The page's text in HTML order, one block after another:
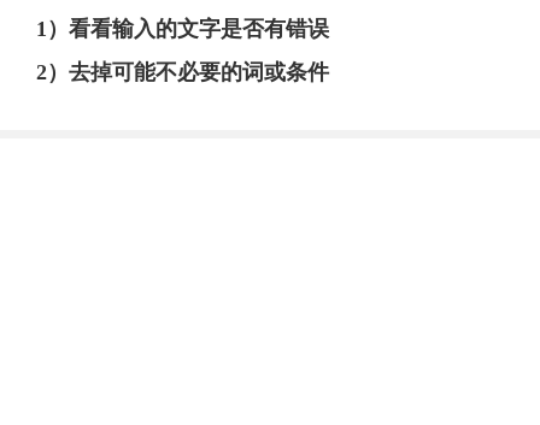
1）看看输入的文字是否有错误
2）去掉可能不必要的词或条件